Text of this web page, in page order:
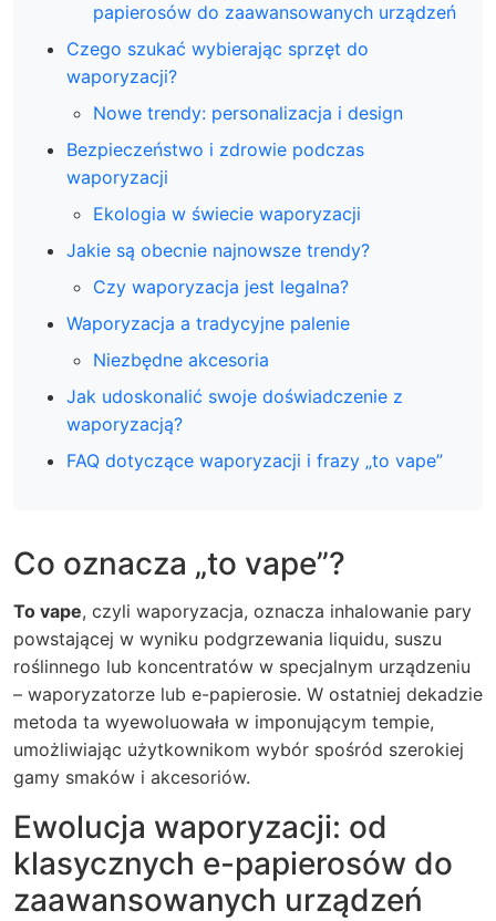
papierosów do zaawansowanych urządzeń
Czego szukać wybierając sprzęt do
waporyzacji?
Nowe trendy: personalizacja i design
Bezpieczeństwo i zdrowie podczas
waporyzacji
Ekologia w świecie waporyzacji
Jakie są obecnie najnowsze trendy?
Czy waporyzacja jest legalna?
Waporyzacja a tradycyjne palenie
Niezbędne akcesoria
Jak udoskonalić swoje doświadczenie z
waporyzacją?
FAQ dotyczące waporyzacji i frazy „to vape”
Co oznacza „to vape”?
To vape, czyli waporyzacja, oznacza inhalowanie pary
powstającej w wyniku podgrzewania liquidu, suszu
roślinnego lub koncentratów w specjalnym urządzeniu
– waporyzatorze lub e-papierosie. W ostatniej dekadzie
metoda ta wyewoluowała w imponującym tempie,
umożliwiając użytkownikom wybór spośród szerokiej
gamy smaków i akcesoriów.
Ewolucja waporyzacji: od
klasycznych e-papierosów do
zaawansowanych urządzeń